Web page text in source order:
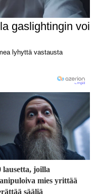
lausetta, joilla
mies yrittää
sääliä